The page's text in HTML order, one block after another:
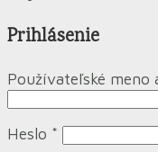
Prihlásenie
Používateľské meno
Heslo *